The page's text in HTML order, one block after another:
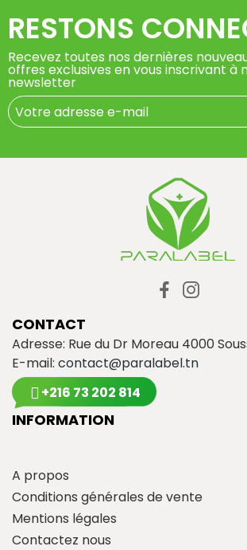
RESTONS
Recevez toutes nos dernières
offres exclusives en vous inscrivant à
newsletter
CONTACT
Adresse: Rue du Dr Moreau 4000
E-mail: contact@paralabel.tn
+216 73 202 814
INFORMATION
A propos
Conditions générales de vente
Mentions légales
Contactez nous